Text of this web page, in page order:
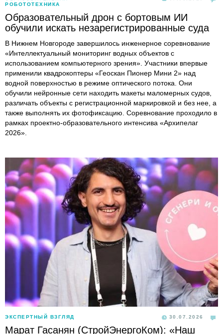
РОБОТОТЕХНИКА
Образовательный дрон с бортовым ИИ
обучили искать незарегистрированные суда
В Нижнем Новгороде завершилось инженерное соревнование
«Интеллектуальный мониторинг водных объектов с
использованием компьютерного зрения». Участники впервые
применили квадрокоптеры «Геоскан Пионер Мини 2» над
водной поверхностью в режиме оптического потока. Они
обучили нейронные сети находить макеты маломерных судов,
различать объекты с регистрационной маркировкой и без нее, а
также выполнять их фотофиксацию. Соревнование проходило в
рамках проектно-образовательного интенсива «Архипелаг
2026».
ЭКСПЕРТНЫЙ ВЗГЛЯД 30.07.2026
Марат Гасанян (СтройЭнергоКом): «Наш